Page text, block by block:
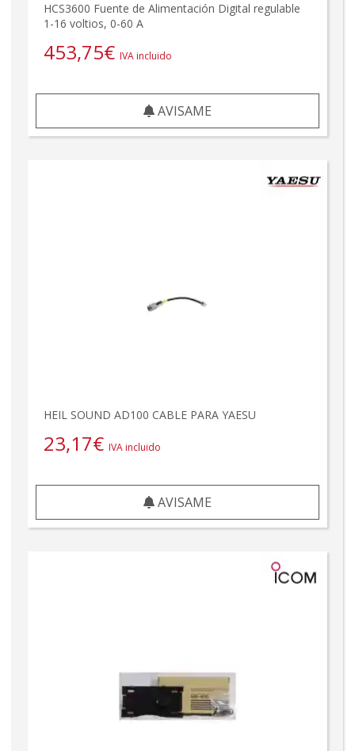
HCS3600 Fuente de Alimentación Digital regulable
1-16 voltios, 0-60 A
453,75€ IVA incluido
AVISAME
HEIL SOUND AD100 CABLE PARA YAESU
23,17€ IVA incluido
AVISAME